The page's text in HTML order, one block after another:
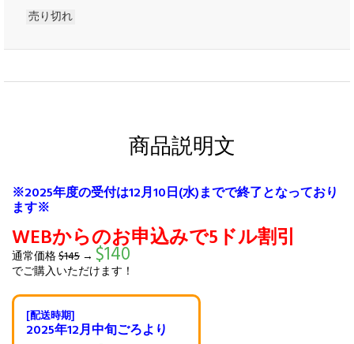
売り切れ
商品説明文
※2025年度の受付は12月10日(水)までで終了となっており
ます※
WEBからのお申込みで5ドル割引
通常価格$145 → $140
でご購入いただけます！
[配送時期]
2025年12月中旬ごろより